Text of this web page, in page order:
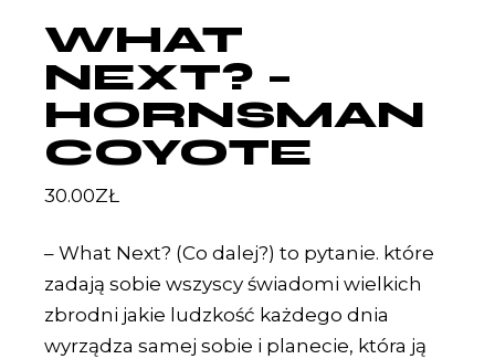
WHAT
NEXT? –
HORNSMAN
COYOTE
30.00ZŁ
– What Next? (Co dalej?) to pytanie. które
zadają sobie wszyscy świadomi wielkich
zbrodni jakie ludzkość każdego dnia
wyrządza samej sobie i planecie, która ją